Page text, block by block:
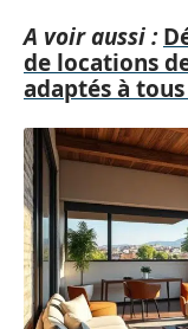
A voir aussi :
de locations
adaptés à